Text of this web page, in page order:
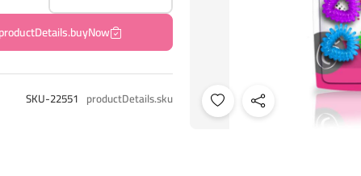
productDetails.buyNow
productDetails.sku
SKU-22551